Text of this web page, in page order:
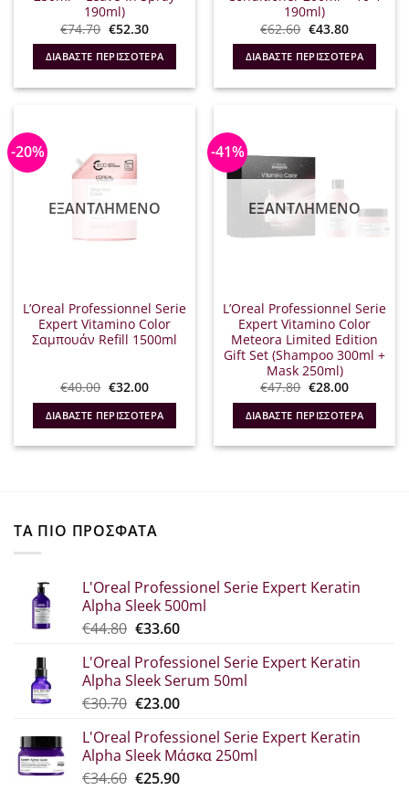
190ml)
€74.70 Original
price
was:
€74.70.
€52.30Η
τιμή
είναι:
€52.30.
ΔΙΑΒΆΣΤΕ ΠΕΡΙΣΣΌΤΕΡΑ
190ml)
€62.60 Original
price
was:
€62.60.
€43.80Η
τιμή
είναι:
€43.80.
ΔΙΑΒΆΣΤΕ ΠΕΡΙΣΣΌΤΕΡΑ
-20%
ΕΞΑΝΤΛΗΜΈΝΟ
L’Oreal Professionnel Serie
Expert Vitamino Color
Σαμπουάν Refill 1500ml
€40.00 Original
price
was:
€40.00.
€32.00Η
τιμή
είναι:
€32.00.
ΔΙΑΒΆΣΤΕ ΠΕΡΙΣΣΌΤΕΡΑ
-41%
ΕΞΑΝΤΛΗΜΈΝΟ
L’Oreal Professionnel Serie
Expert Vitamino Color
Meteora Limited Edition
Gift Set (Shampoo 300ml +
Mask 250ml)
€47.80 Original
price
was:
€47.80.
€28.00Η
τιμή
είναι:
€28.00.
ΔΙΑΒΆΣΤΕ ΠΕΡΙΣΣΌΤΕΡΑ
ΤΑ ΠΙΟ ΠΡΟΣΦΑΤΑ
L'Oreal Professionel Serie Expert Keratin
Alpha Sleek 500ml
€44.80 Original
was:
€44.80.
€33.60Η
τιμή
είναι:
€33.60.
L'Oreal Professionel Serie Expert Keratin
Alpha Sleek Serum 50ml
€30.70 Original
was:
€30.70.
€23.00Η
τιμή
είναι:
€23.00.
L'Oreal Professionel Serie Expert Keratin
Alpha Sleek Μάσκα 250ml
€34.60 Original
€25.90Η